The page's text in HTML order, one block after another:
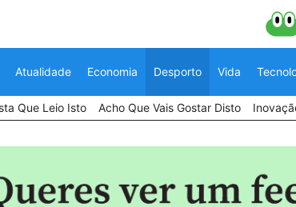
Atualidade Economia Desporto Vida
Que Leio Isto Acho Que Vais Gostar Disto